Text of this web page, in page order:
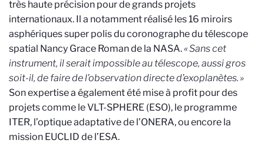
très haute précision pour de grands projets
internationaux. Il a notamment réalisé les 16 miroirs
asphériques super polis du coronographe du télescope
spatial Nancy Grace Roman de la NASA.« Sans cet
instrument, il serait impossible au télescope, aussi gros
soit-il, de faire de l’observation directe d’exoplanètes. »
Son expertise a également été mise à profit pour des
projets comme le VLT-SPHERE (ESO), le programme
ITER, l’optique adaptative de l’ONERA, ou encore la
mission EUCLID de l’ESA.